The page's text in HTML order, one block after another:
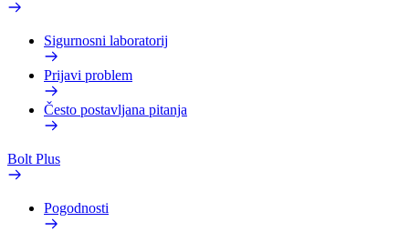
Sigurnosni laboratorij
Prijavi problem
Često postavljana pitanja
Bolt Plus
Pogodnosti